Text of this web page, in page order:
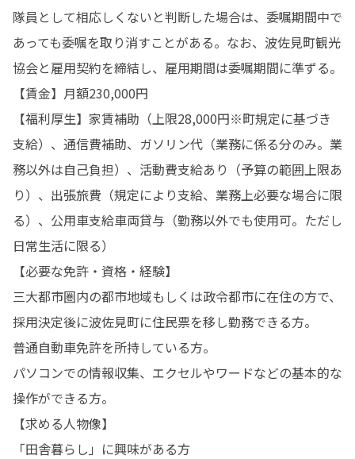
隊員として相応しくないと判断した場合は、委嘱期間中で
あっても委嘱を取り消すことがある。なお、波佐見町観光
協会と雇用契約を締結し、雇用期間は委嘱期間に準ずる。
【賃金】月額230,000円
【福利厚生】家賃補助（上限28,000円※町規定に基づき
支給）、通信費補助、ガソリン代（業務に係る分のみ。業
務以外は自己負担）、活動費支給あり（予算の範囲上限あ
り）、出張旅費（規定により支給、業務上必要な場合に限
る）、公用車支給車両貸与（勤務以外でも使用可。ただし
日常生活に限る）
【必要な免許・資格・経験】
三大都市圏内の都市地域もしくは政令都市に在住の方で、
採用決定後に波佐見町に住民票を移し勤務できる方。
普通自動車免許を所持している方。
パソコンでの情報収集、エクセルやワードなどの基本的な
操作ができる方。
【求める人物像】
「田舎暮らし」に興味がある方